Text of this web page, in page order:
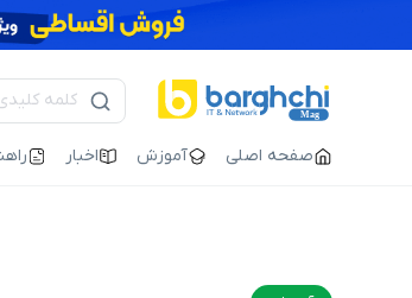
صفحه اصلی آموزش اخبار